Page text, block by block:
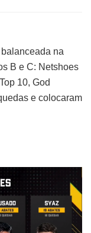
na
B e C: Netshoes
10, God
e colocaram